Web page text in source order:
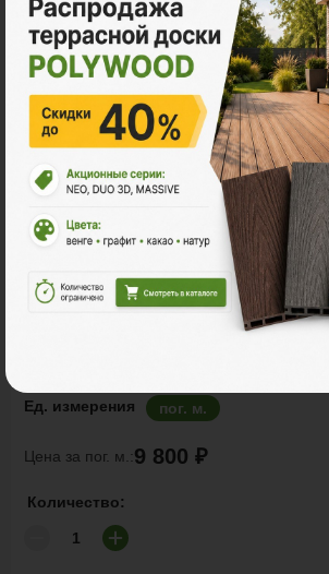
Заборы и ограждения
POLYWOOD™ ШТАКЕТНИК
Ед. измерения пог. м.
Цена за пог. м.:9 800 ₽
Количество: